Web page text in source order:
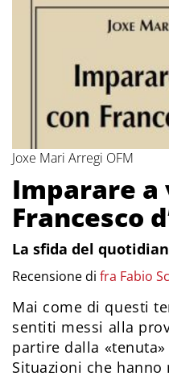
Joxe Mari Arregi OFM
Imparare a
Francesco
La sfida del
Recensione di fra Fabio
Mai come di questi
sentiti messi alla
partire dalla
Situazioni che